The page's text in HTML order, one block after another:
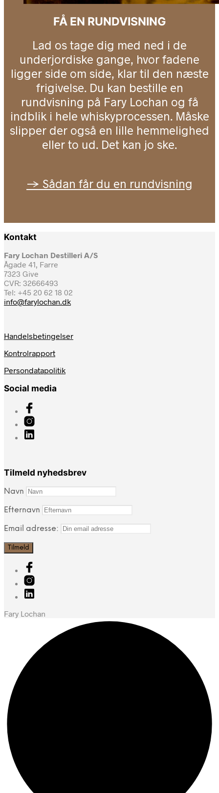
FÅ EN RUNDVISNING
Lad os tage dig med ned i de
underjordiske gange, hvor fadene
ligger side om side, klar til den næste
frigivelse. Du kan bestille en
rundvisning på Fary Lochan og få
indblik i hele whiskyprocessen. Måske
slipper der også en lille hemmelighed
eller to ud. Det kan jo ske.
→ Sådan får du en rundvisning
Kontakt
Fary Lochan Destilleri A/S
Ågade 41, Farre
7323 Give
CVR: 32666493
Tel: +45 20 62 18 02
info@farylochan.dk
Handelsbetingelser
Kontrolrapport
Persondatapolitik
Social media
Tilmeld nyhedsbrev
Navn
Efternavn
Email adresse:
Fary Lochan